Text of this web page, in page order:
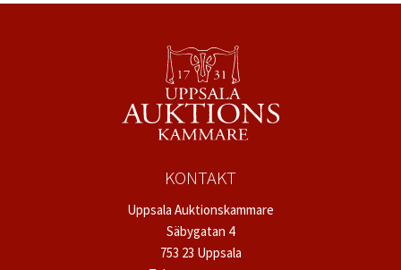
KONTAKT
Uppsala Auktionskammare
Säbygatan 4
753 23 Uppsala